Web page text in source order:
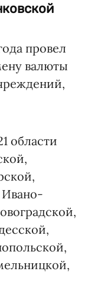
провел
валюты
области
Ивано-